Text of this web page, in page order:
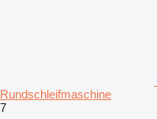
Rundschleifmaschine
7